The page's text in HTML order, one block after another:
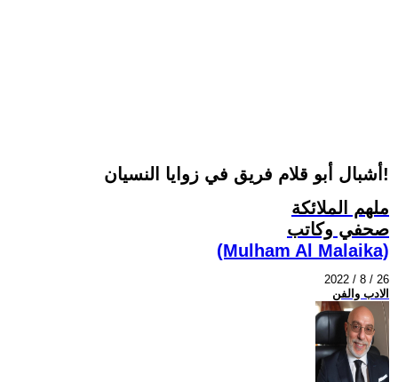
أشبال أبو قلام فريق في زوايا النسيان!
ملهم الملائكة
صحفي وكاتب
(Mulham Al Malaika)
2022 / 8 / 26
الادب والفن